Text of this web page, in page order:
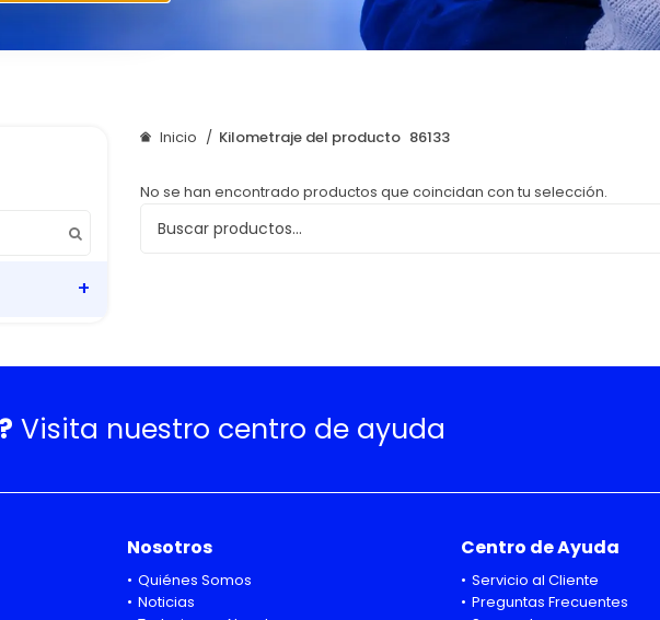
Inicio Kilometraje del producto 86133
No se han encontrado productos que coincidan con tu selección.
Visita nuestro centro de ayuda
Nosotros
Quiénes Somos
Noticias
Centro de Ayuda
Servicio al Cliente
Preguntas Frecuentes